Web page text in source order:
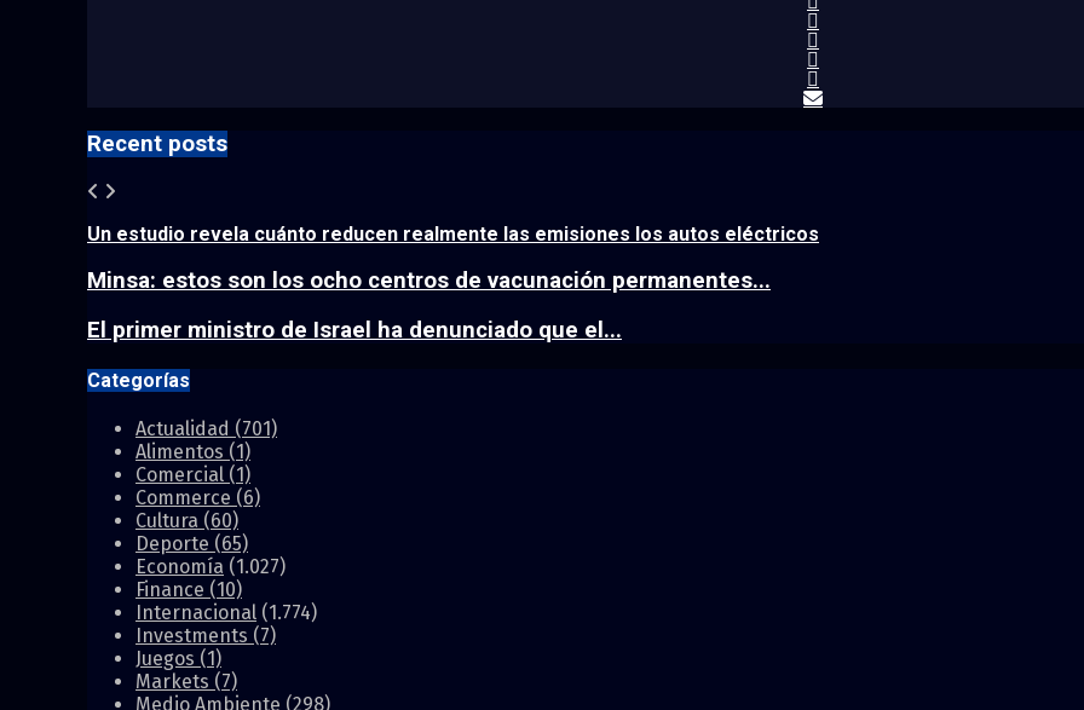
Recent posts
Un estudio revela cuánto reducen realmente las emisiones los autos eléctricos
Minsa: estos son los ocho centros de vacunación permanentes...
El primer ministro de Israel ha denunciado que el...
Categorías
Actualidad (701)
Alimentos (1)
Comercial (1)
Commerce (6)
Cultura (60)
Deporte (65)
Economía (1.027)
Finance (10)
Internacional (1.774)
Investments (7)
Juegos (1)
Markets (7)
Medio Ambiente (298)